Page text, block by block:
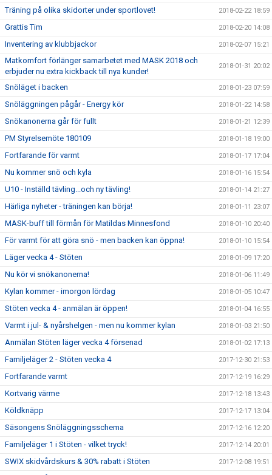
Träning på olika skidorter under sportlovet! 2018-02-22 18:59
Grattis Tim 2018-02-20 14:08
Inventering av klubbjackor 2018-02-07 15:21
Matkomfort förlänger samarbetet med MASK 2018 och
erbjuder nu extra kickback till nya kunder!
2018-01-31 20:02
Snöläget i backen 2018-01-23 07:59
Snöläggningen pågår - Energy kör 2018-01-22 14:58
Snökanonerna går för fullt 2018-01-21 12:39
PM Styrelsemöte 180109 2018-01-18 19:00
Fortfarande för varmt 2018-01-17 17:04
Nu kommer snö och kyla 2018-01-16 15:54
U10 - Inställd tävling...och ny tävling! 2018-01-14 21:27
Härliga nyheter - träningen kan börja! 2018-01-11 23:07
MASK-buff till förmån för Matildas Minnesfond 2018-01-10 20:40
För varmt för att göra snö - men backen kan öppna! 2018-01-10 15:54
Läger vecka 4 - Stöten 2018-01-09 17:20
Nu kör vi snökanonerna! 2018-01-06 11:49
Kylan kommer - imorgon lördag 2018-01-05 10:47
Stöten vecka 4 - anmälan är öppen! 2018-01-04 16:55
Varmt i jul- & nyårshelgen - men nu kommer kylan 2018-01-03 21:50
Anmälan Stöten läger vecka 4 försenad 2018-01-02 17:13
Familjeläger 2 - Stöten vecka 4 2017-12-30 21:53
Fortfarande varmt 2017-12-19 16:29
Kortvarig värme 2017-12-18 13:43
Köldknäpp 2017-12-17 13:04
Säsongens Snöläggningsschema 2017-12-16 12:20
Familjeläger 1 i Stöten - vilket tryck! 2017-12-14 20:01
SWIX skidvårdskurs & 30% rabatt i Stöten 2017-12-08 19:51